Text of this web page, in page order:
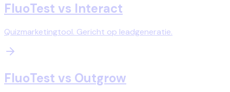
FluoTest vs Interact
Quizmarketingtool. Gericht op leadgeneratie.
FluoTest vs Outgrow